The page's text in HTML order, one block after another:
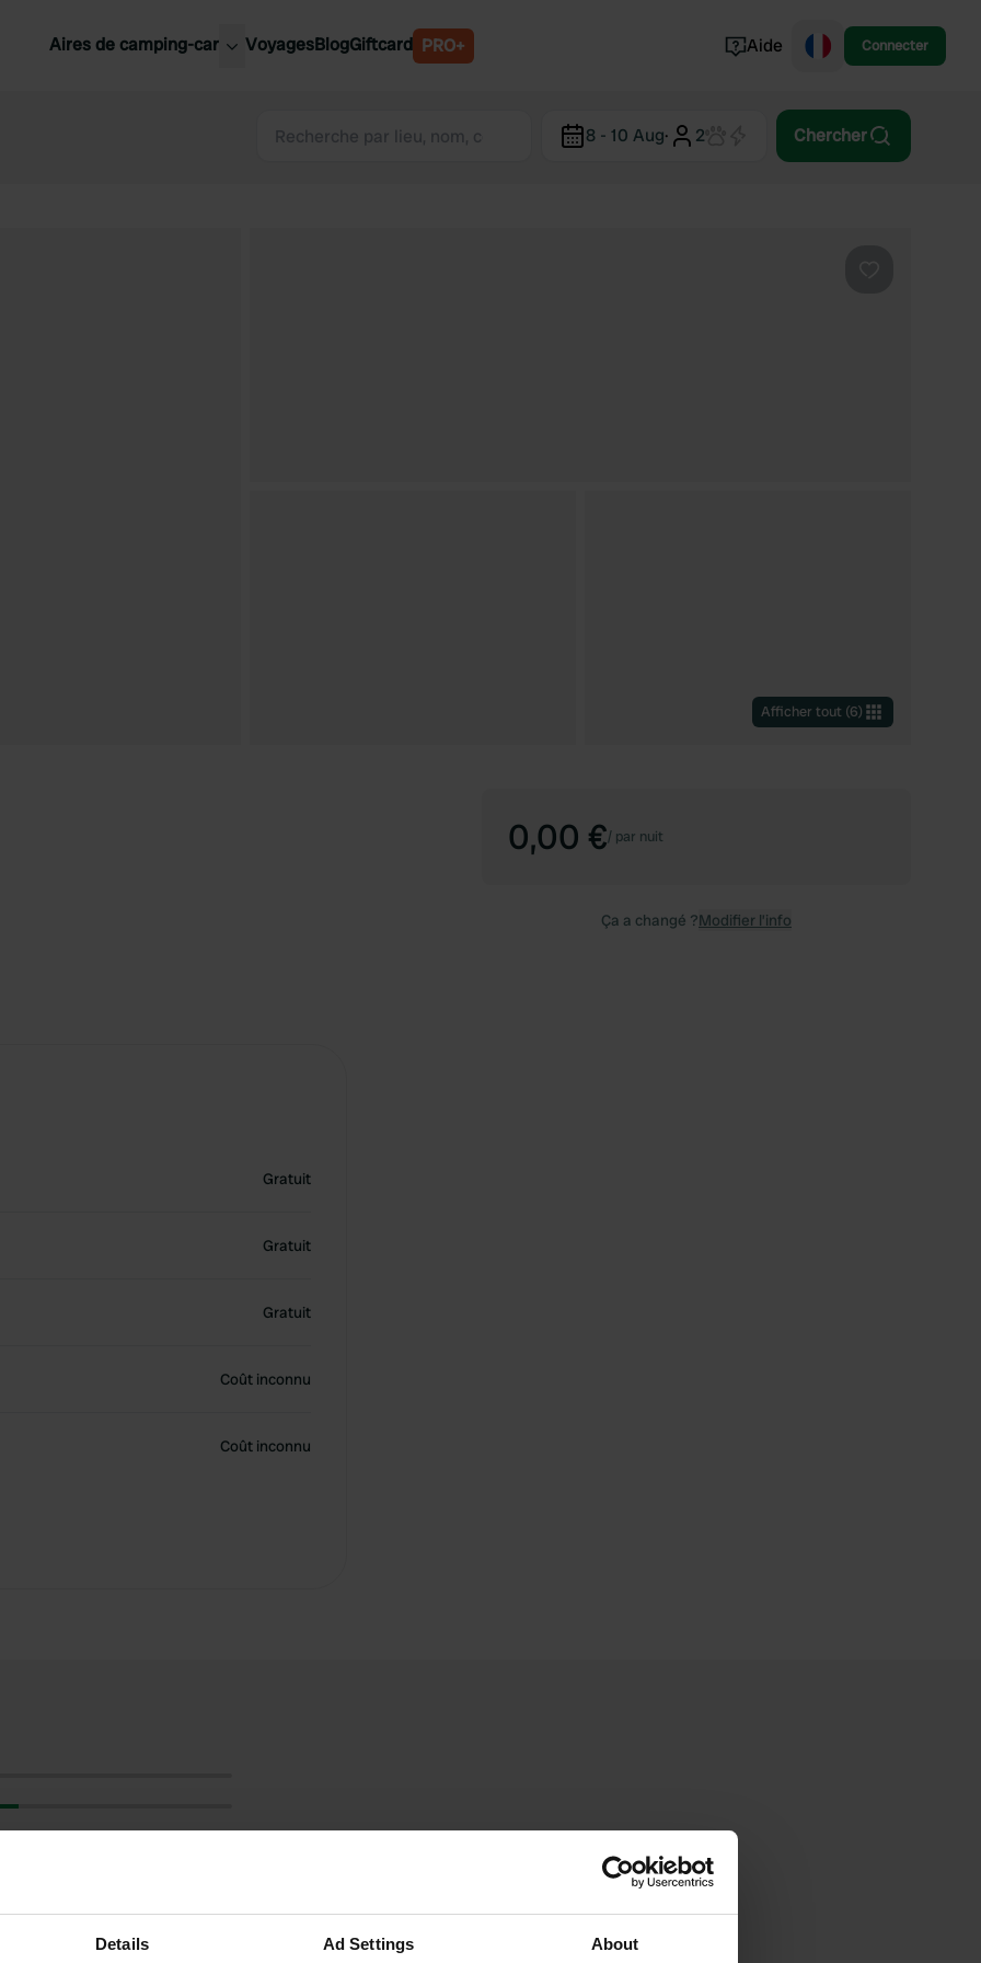
Details Ad Settings About
Aires de camping-car
Slovénie
VoyagesBlogGiftcard PRO+ Aide Connecter
8 - 10 Aug· 2 Chercher
Afficher tout (6)
Gratuit
Gratuit
Gratuit
Coût inconnu
Coût inconnu
0,00 €/ par nuit
Ça a changé ?Modifier l’info